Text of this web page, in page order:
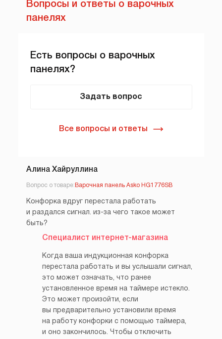
Вопросы и ответы о варочных
панелях
Алина Хайруллина
Вопрос о товаре: Варочная панель Asko HG1776SB
Конфорка вдруг перестала работать
и раздался сигнал. из-за чего такое может
быть?
Специалист интернет-магазина
Когда ваша индукционная конфорка
перестала работать и вы услышали сигнал,
это может означать, что ранее
установленное время на таймере истекло.
Это может произойти, если
вы предварительно установили время
на работу конфорки с помощью таймера,
и оно закончилось. Чтобы отключить
Есть вопросы о варочных
панелях?
Задать вопрос
Все вопросы и ответы